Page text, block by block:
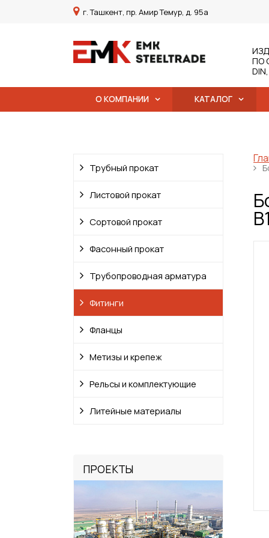
г. Ташкент, пр. Амир Темур, д. 95а
ПО
О КОМПАНИИ КАТАЛОГ
Трубный прокат
Листовой прокат
Сортовой прокат
Фасонный прокат
Трубопроводная арматура
Фитинги
Фланцы
Метизы и крепеж
Рельсы и комплектующие
Литейные материалы
ПРОЕКТЫ